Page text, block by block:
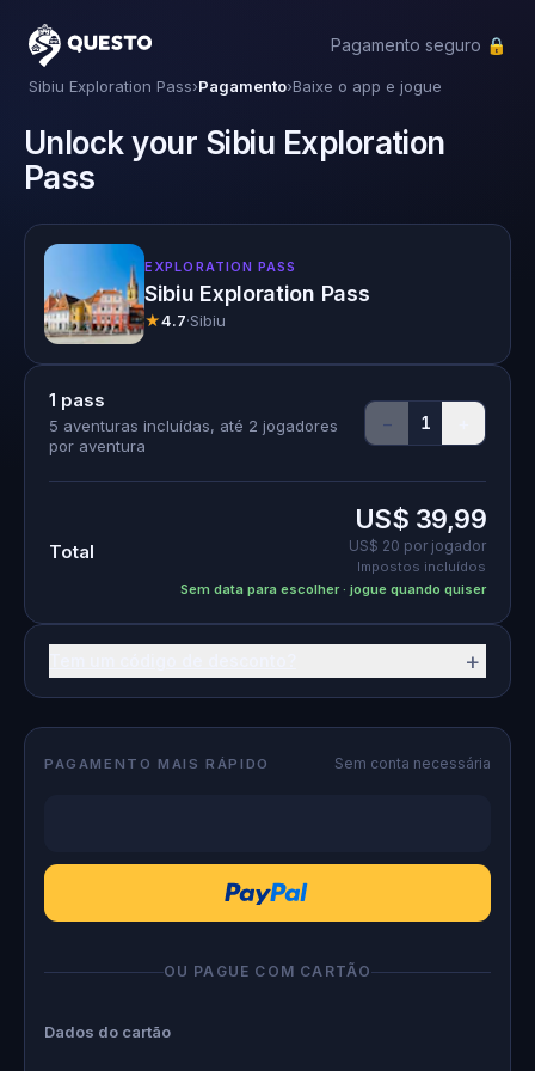
Questo
Pagamento seguro 🔒
Sibiu Exploration Pass›Pagamento›Baixe o app e jogue
Unlock your Sibiu Exploration
Pass
PAGAMENTO MAIS RÁPIDO Sem conta necessária
OU PAGUE COM CARTÃO
Dados do cartão
EXPLORATION PASS
Sibiu Exploration Pass
★4.7·Sibiu
1 pass
5 aventuras incluídas, até 2 jogadores
por aventura
− 1
Total
US$ 39,99
US$ 20 por jogador
Impostos incluídos
Sem data para escolher · jogue quando quiser
+